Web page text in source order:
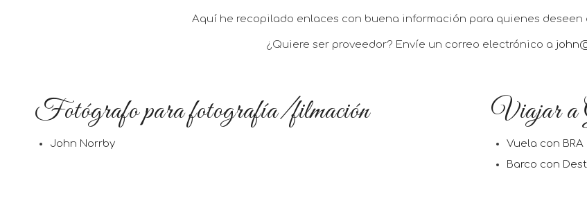
Aquí he recopilado enlaces con buena información para quienes deseen
¿Quiere ser proveedor? Envíe un correo electrónico a
Fotógrafo para fotografía/filmación
John Norrby
Viajar a
Vuela con BRA
Barco con